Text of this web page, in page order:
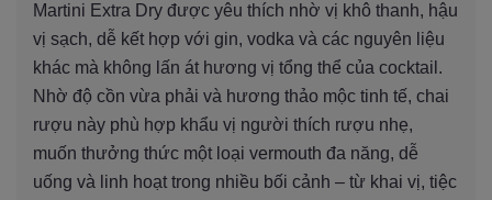
Martini Extra Dry được yêu thích nhờ vị khô thanh, hậu
vị sạch, dễ kết hợp với gin, vodka và các nguyên liệu
khác mà không lấn át hương vị tổng thể của cocktail.
Nhờ độ cồn vừa phải và hương thảo mộc tinh tế, chai
rượu này phù hợp khẩu vị người thích rượu nhẹ,
muốn thưởng thức một loại vermouth đa năng, dễ
uống và linh hoạt trong nhiều bối cảnh – từ khai vị, tiệc